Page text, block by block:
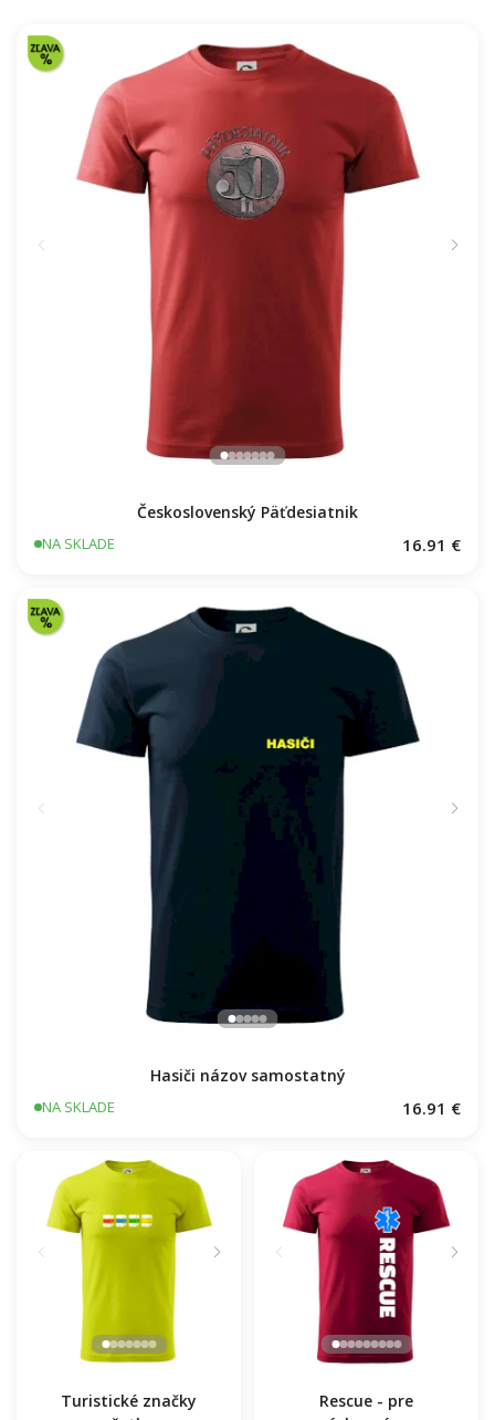
Československý Päťdesiatnik
NA SKLADE 16.91 €
Hasiči názov samostatný
NA SKLADE 16.91 €
Turistické značky
Rescue - pre